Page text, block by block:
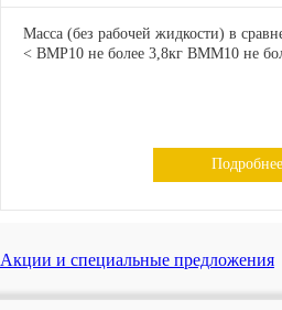
Масса (без рабочей жидкости) в
< ВМР10 не более 3,8кг ВММ10 не
Подробнее
Акции и специальные предложения